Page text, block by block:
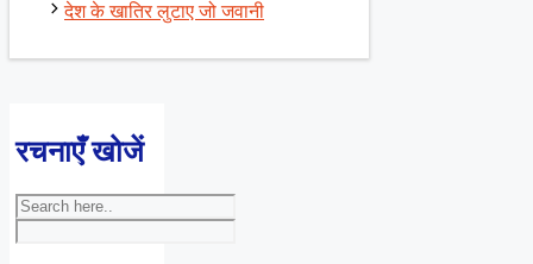
देश के खातिर लुटाए जो जवानी
रचनाएँ खोजें